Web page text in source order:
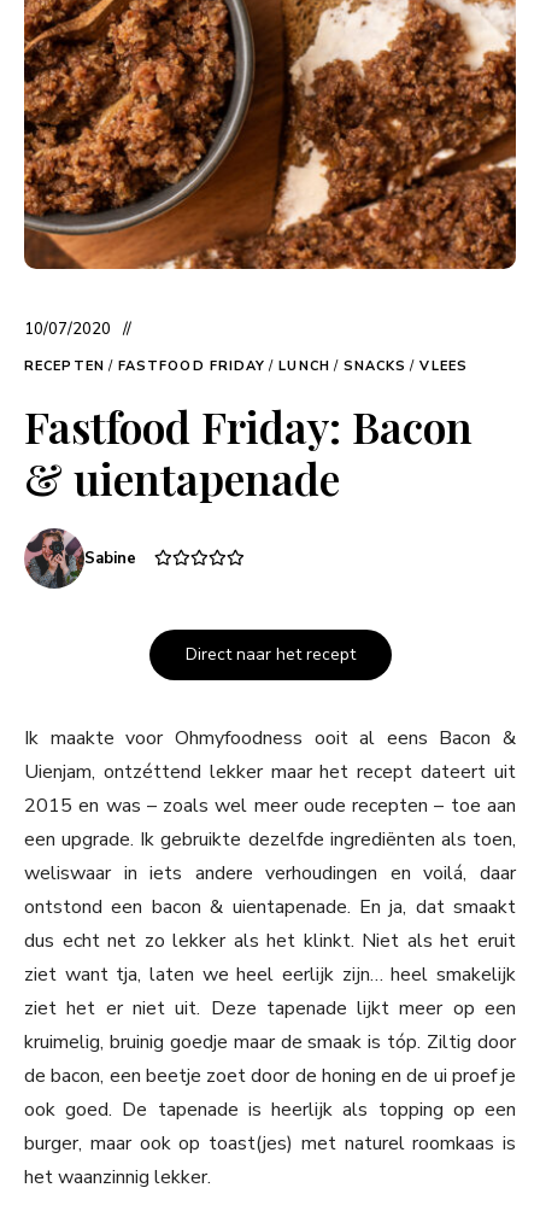
10/07/2020
RECEPTEN / FASTFOOD FRIDAY / LUNCH / SNACKS / VLEES
Fastfood Friday: Bacon
& uientapenade
Sabine
Direct naar het recept
Ik maakte voor Ohmyfoodness ooit al eens Bacon &
Uienjam, ontzéttend lekker maar het recept dateert uit
2015 en was – zoals wel meer oude recepten – toe aan
een upgrade. Ik gebruikte dezelfde ingrediënten als toen,
weliswaar in iets andere verhoudingen en voilá, daar
ontstond een bacon & uientapenade. En ja, dat smaakt
dus echt net zo lekker als het klinkt. Niet als het eruit
ziet want tja, laten we heel eerlijk zijn… heel smakelijk
ziet het er niet uit. Deze tapenade lijkt meer op een
kruimelig, bruinig goedje maar de smaak is tóp. Ziltig door
de bacon, een beetje zoet door de honing en de ui proef je
ook goed. De tapenade is heerlijk als topping op een
burger, maar ook op toast(jes) met naturel roomkaas is
het waanzinnig lekker.